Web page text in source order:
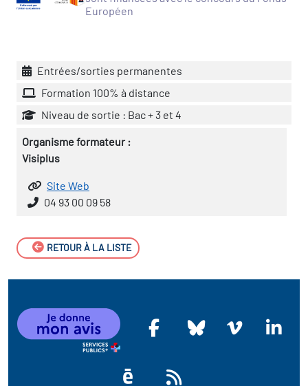
construction)
Européen
Entrées/sorties permanentes
Formation 100% à distance
Niveau de sortie : Bac + 3 et 4
Organisme formateur :
Visiplus
Site Web
04 93 00 09 58
RETOUR À LA LISTE